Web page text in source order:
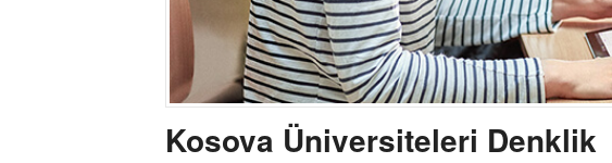
Kosova Üniversiteleri Denklik